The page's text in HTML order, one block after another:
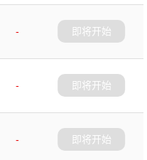
-
即将开始
-
即将开始
-
即将开始